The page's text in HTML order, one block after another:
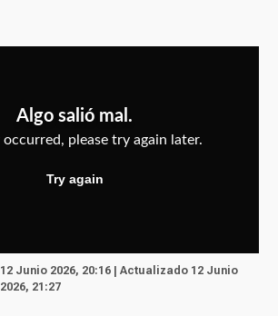
12 Junio 2026, 20:16 | Actualizado 12 Junio
2026, 21:27